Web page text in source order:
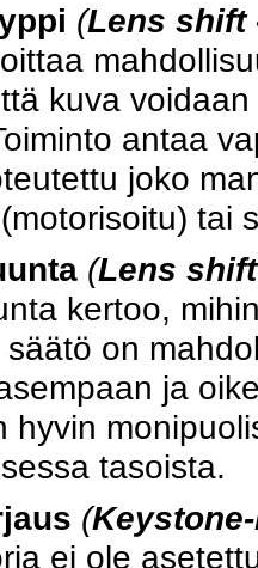
(Lens shift
kuva
antaa
joko
tai
(Lens
kertoo,
on
ja
hyvin
tasoista.
(
ei ole